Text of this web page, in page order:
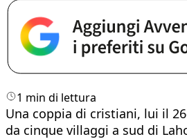
1 min di lettura
Una coppia di cristiani, lui il
da cinque villaggi a sud di